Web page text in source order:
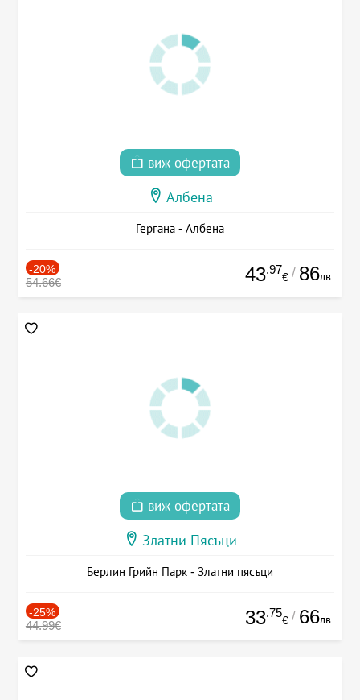
виж офертата
Албена
Гергана - Албена
-20%
54.66€ 43.97
€ / 86лв.
виж офертата
Златни Пясъци
Берлин Грийн Парк - Златни пясъци
-25%
44.99€ 33.75
€ / 66лв.